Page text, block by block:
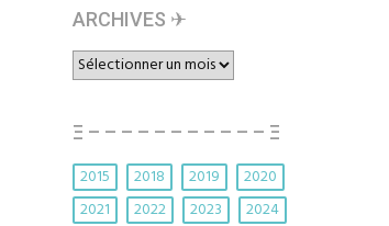
ARCHIVES ✈︎
ARCHIVES
✈︎
Ξ – – – – – – – – – – – Ξ
2015 2018 2019
2020
2021
2022 2023
2024